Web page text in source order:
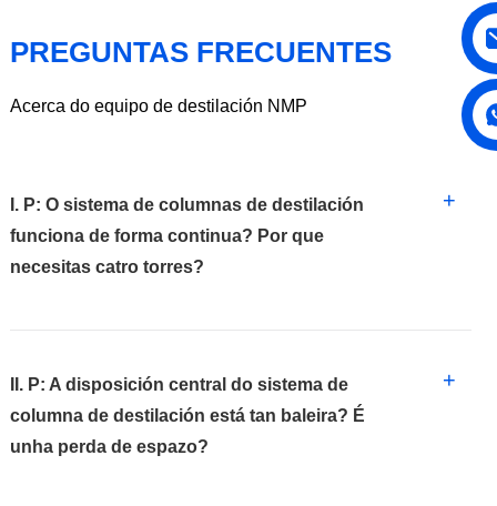
PREGUNTAS FRECUENTES
Acerca do equipo de destilación NMP
I. P: O sistema de columnas de destilación
funciona de forma continua? Por que
necesitas catro torres?
+
II. P: A disposición central do sistema de
columna de destilación está tan baleira? É
unha perda de espazo?
+